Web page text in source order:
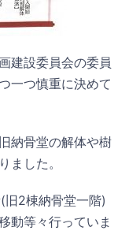
建設委員会の委員
一つ慎重に決めて
納骨堂の解体や樹
ました。
旧2棟納骨堂一階)
動等々行っていま